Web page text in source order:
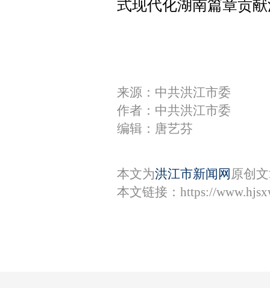
式现代化湖南篇章贡
来源：中共洪江市委
作者：中共洪江市委
编辑：唐艺芬
本文为洪江市新闻网 原创
本文链接： https://